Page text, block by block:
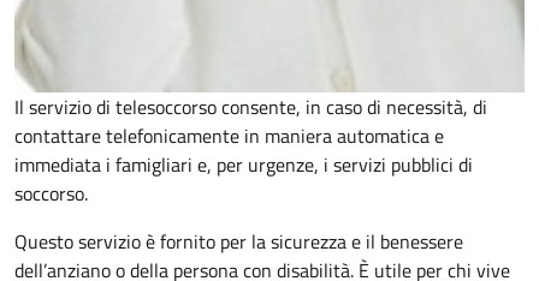
Il servizio di telesoccorso consente, in caso di necessità, di
contattare telefonicamente in maniera automatica e
immediata i famigliari e, per urgenze, i servizi pubblici di
soccorso.
Questo servizio è fornito per la sicurezza e il benessere
dell’anziano o della persona con disabilità. È utile per chi vive